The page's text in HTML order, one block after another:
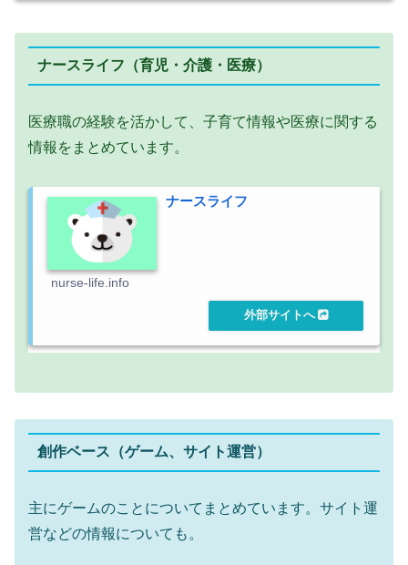
ナースライフ（育児・介護・医療）
医療職の経験を活かして、子育て情報や医療に関する
情報をまとめています。
ナースライフ
nurse-life.info
創作ベース（ゲーム、サイト運営）
主にゲームのことについてまとめています。サイト運
営などの情報についても。